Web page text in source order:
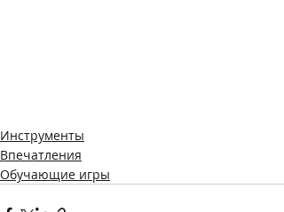
Инструменты
Впечатления
Обучающие игры